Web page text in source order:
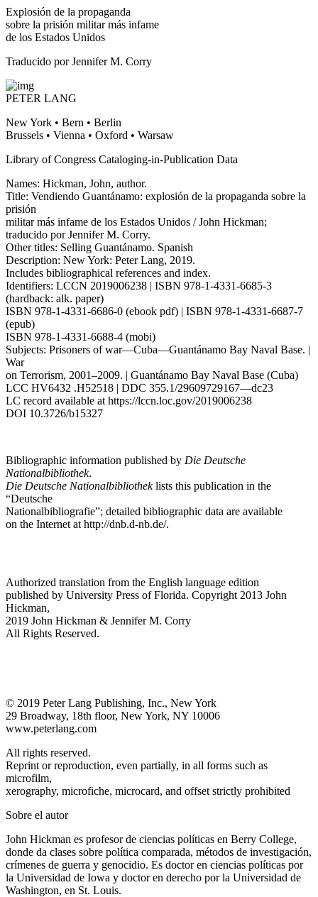
Explosión de la propaganda
sobre la prisión militar más infame
de los Estados Unidos
Traducido por Jennifer M. Corry
PETER LANG
New York • Bern • Berlin
Brussels • Vienna • Oxford • Warsaw
Library of Congress Cataloging-in-Publication Data
Names: Hickman, John, author.
Title: Vendiendo Guantánamo: explosión de la propaganda sobre la
prisión
militar más infame de los Estados Unidos / John Hickman;
traducido por Jennifer M. Corry.
Other titles: Selling Guantánamo. Spanish
Description: New York: Peter Lang, 2019.
Includes bibliographical references and index.
Identifiers: LCCN 2019006238 | ISBN 978-1-4331-6685-3
(hardback: alk. paper)
ISBN 978-1-4331-6686-0 (ebook pdf) | ISBN 978-1-4331-6687-7
(epub)
ISBN 978-1-4331-6688-4 (mobi)
Subjects: Prisoners of war—Cuba—Guantánamo Bay Naval Base. |
War
on Terrorism, 2001–2009. | Guantánamo Bay Naval Base (Cuba)
LCC HV6432 .H52518 | DDC 355.1/29609729167—dc23
LC record available at https://lccn.loc.gov/2019006238
DOI 10.3726/b15327
Bibliographic information published by Die Deutsche
Nationalbibliothek.
Die Deutsche Nationalbibliotheklists this publication in the
“Deutsche
Nationalbibliografie”; detailed bibliographic data are available
on the Internet at http://dnb.d-nb.de/.
Authorized translation from the English language edition
published by University Press of Florida. Copyright 2013 John
Hickman,
2019 John Hickman & Jennifer M. Corry
All Rights Reserved.
© 2019 Peter Lang Publishing, Inc., New York
29 Broadway, 18th floor, New York, NY 10006
www.peterlang.com
All rights reserved.
Reprint or reproduction, even partially, in all forms such as
microfilm,
xerography, microfiche, microcard, and offset strictly prohibited
Sobre el autor
John Hickman es profesor de ciencias políticas en Berry College,
donde da clases sobre política comparada, métodos de investigación,
crímenes de guerra y genocidio. Es doctor en ciencias políticas por
la Universidad de Iowa y doctor en derecho por la Universidad de
Washington, en St. Louis.